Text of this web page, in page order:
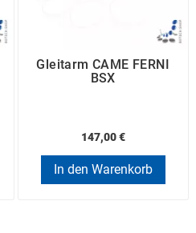
Gleitarm CAME FERNI
BSX
147,00 €
In den Warenkorb